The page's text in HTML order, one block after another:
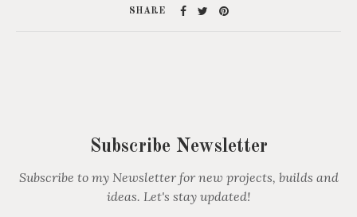
SHARE
Subscribe Newsletter
Subscribe to my Newsletter for new projects, builds and
ideas. Let's stay updated!